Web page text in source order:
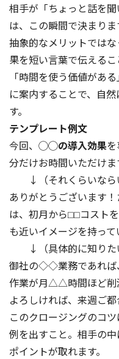
相手が「ちょっと話を
は、この瞬間で決まりま
抽象的なメリットでは
果を短い言葉で伝えるこ
「時間を使う価値があ
に案内することで、自
す。
テンプレート例文
今回、 ◯◯の導入効果
分だけお時間いただけま
↓（それくらいなら
ありがとうございます
は、初月から⬜︎⬜︎コスト
も近いイメージを持って
↓（具体的に知りた
御社の◇◇業務であれば
作業が月△△時間ほど削
よろしければ、来週ご
このクロージングのコ
例を出すこと。相手の
ポイントが取れます。